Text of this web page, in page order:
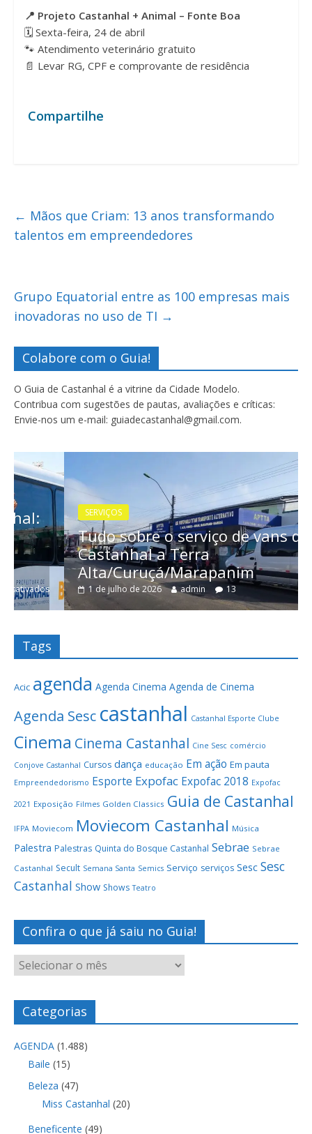
📍 Projeto Castanhal + Animal – Fonte Boa
🗓 Sexta-feira, 24 de abril
🐾 Atendimento veterinário gratuito
📄 Levar RG, CPF e comprovante de residência
Compartilhe
← Mãos que Criam: 13 anos transformando
talentos em empreendedores
Grupo Equatorial entre as 100 empresas mais
inovadoras no uso de TI →
Colabore com o Guia!
O Guia de Castanhal é a vitrine da Cidade Modelo.
Contribua com sugestões de pautas, avaliações e críticas:
Envie-nos um e-mail: guiadecastanhal@gmail.com.
SERVIÇOS
Tudo sobre o serviço de vans de
Castanhal a Terra
Alta/Curuçá/Marapanim
1 de julho de 2026 admin 13
Tags
Acic agenda Agenda Cinema Agenda de Cinema
Agenda Sesc castanhal Castanhal Esporte Clube
Cinema Cinema Castanhal Cine Sesc comércio
Conjove Castanhal Cursos dança educação Em ação Em pauta
Empreendedorismo Esporte Expofac Expofac 2018 Expofac
2021 Exposição Filmes Golden Classics Guia de Castanhal
IFPA Moviecom Moviecom Castanhal Música
Palestra Palestras Quinta do Bosque Castanhal Sebrae Sebrae
Castanhal Secult Semana Santa Semics Serviço serviços Sesc Sesc
Castanhal Show Shows Teatro
Confira o que já saiu no Guia!
Categorias
AGENDA(1.488)
Baile (15)
Beleza (47)
Miss Castanhal (20)
Beneficente (49)